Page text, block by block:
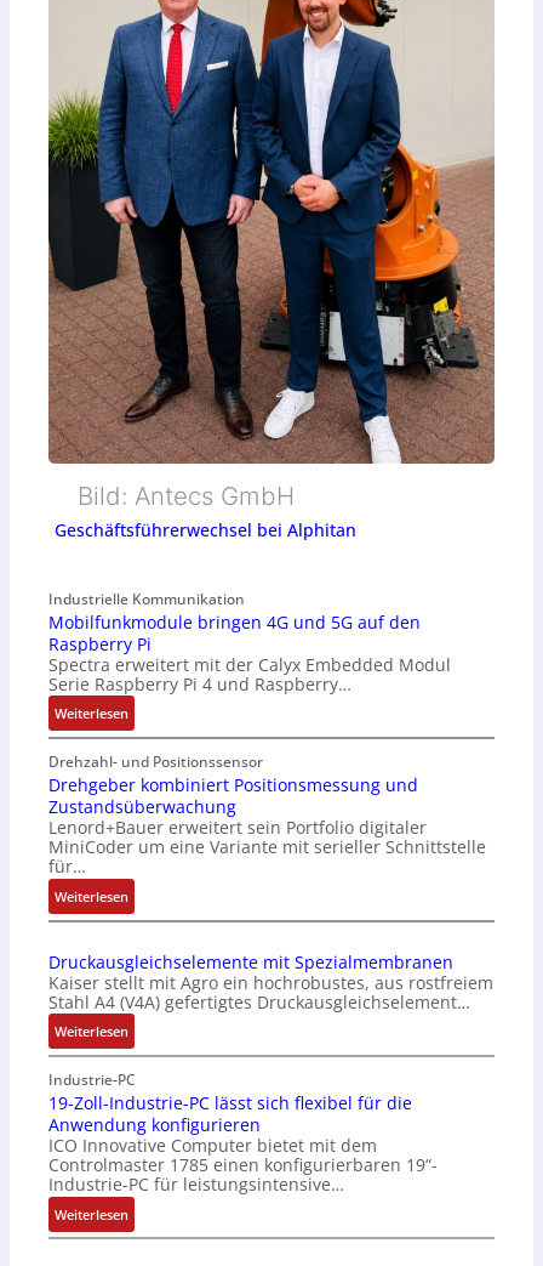
Bild: Antecs GmbH
Geschäftsführerwechsel bei Alphitan
Industrielle Kommunikation
Mobilfunkmodule bringen 4G und 5G auf den
Raspberry Pi
Spectra erweitert mit der Calyx Embedded Modul
Serie Raspberry Pi 4 und Raspberry…
Weiterlesen:
M
o
b
i
l
f
n
k
o
d
u
l
e
b
r
i
n
g
e
n
4
Drehzahl- und Positionssensor
Drehgeber kombiniert Positionsmessung und
Zustandsüberwachung
Lenord+Bauer erweitert sein Portfolio digitaler
MiniCoder um eine Variante mit serieller Schnittstelle
für…
Weiterlesen:
D
e
h
g
e
b
e
r
k
o
m
b
i
n
Druckausgleichselemente mit Spezialmembranen
Kaiser stellt mit Agro ein hochrobustes, aus rostfreiem
Stahl A4 (V4A) gefertigtes Druckausgleichselement…
Weiterlesen:
D
r
u
c
k
a
u
s
g
Industrie-PC
19-Zoll-Industrie-PC lässt sich flexibel für die
Anwendung konfigurieren
ICO Innovative Computer bietet mit dem
Controlmaster 1785 einen konfigurierbaren 19“-
Industrie-PC für leistungsintensive…
Weiterlesen:
1